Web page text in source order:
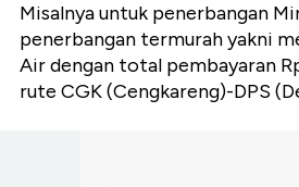
Misalnya untuk penerbangan
penerbangan termurah yakni
Air dengan total pembayaran
rute CGK (Cengkareng)-DPS